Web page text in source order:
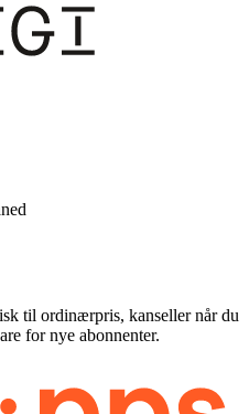
til ordinærpris, kanseller når du
for nye abonnenter.